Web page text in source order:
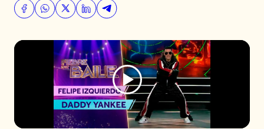
Club De La Comedia
Contigo en Directo
Plan Perfecto
El Tiempo
Sabingo